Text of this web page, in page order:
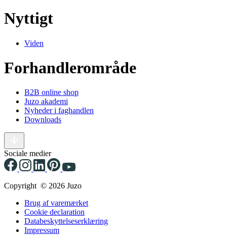
Nyttigt
Viden
Forhandlerområde
B2B online shop
Juzo akademi
Nyheder i faghandlen
Downloads
Sociale medier
Copyright © 2026 Juzo
Brug af varemærket
Cookie declaration
Databeskyttelseserklæring
Impressum